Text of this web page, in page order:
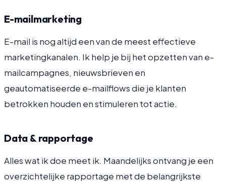
E-mailmarketing
E-mail is nog altijd een van de meest effectieve
marketingkanalen. Ik help je bij het opzetten van e-
mailcampagnes, nieuwsbrieven en
geautomatiseerde e-mailflows die je klanten
betrokken houden en stimuleren tot actie.
Data & rapportage
Alles wat ik doe meet ik. Maandelijks ontvang je een
overzichtelijke rapportage met de belangrijkste